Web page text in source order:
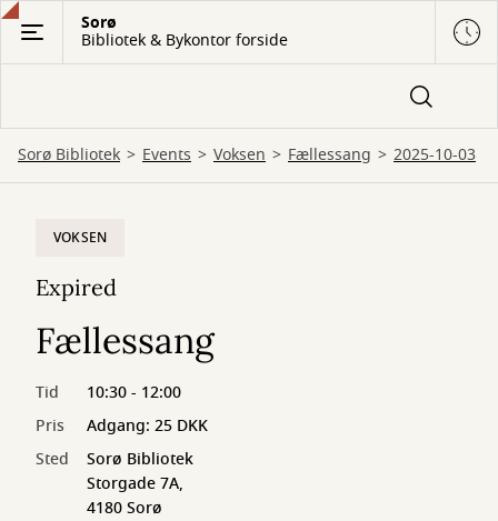
Gå
hovedindhold
Sorø
Bibliotek & Bykontor forside
Sorø Bibliotek Events Voksen Fællessang 2025-10-03
VOKSEN
Expired
Fællessang
Tid
10:30 - 12:00
Pris
Adgang: 25 DKK
Sted
Sorø Bibliotek
Storgade 7A,
4180 Sorø